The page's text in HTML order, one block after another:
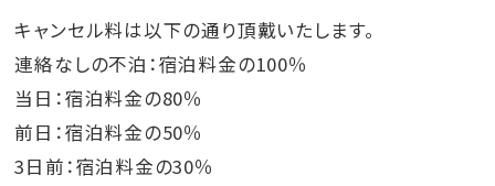
キャンセル料は以下の通り頂戴いたします。
連絡なしの不泊：宿泊料金の100％
当日：宿泊料金の80％
前日：宿泊料金の50％
3日前：宿泊料金の30％